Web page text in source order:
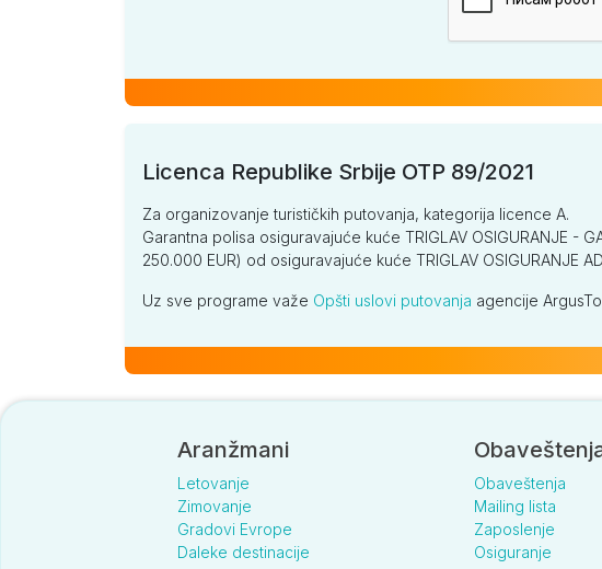
Licenca Republike Srbije OTP 89/2021
Za organizovanje turističkih putovanja, kategorija licence A.
Garantna polisa osiguravajuće kuće TRIGLAV OSIGURANJE -
250.000 EUR) od osiguravajuće kuće TRIGLAV OSIGURANJE
Uz sve programe važe Opšti uslovi putovanja agencije
Aranžmani
Letovanje
Zimovanje
Gradovi Evrope
Daleke destinacije
Obaveštenja
Mailing lista
Zaposlenje
Osiguranje